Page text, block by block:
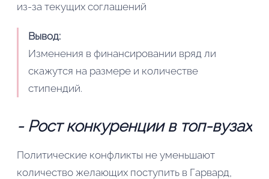
из-за текущих соглашений
Вывод:
Изменения в финансировании вряд ли
скажутся на размере и количестве
стипендий.
- Рост конкуренции в топ-вузах
Политические конфликты не уменьшают
количество желающих поступить в Гарвард,